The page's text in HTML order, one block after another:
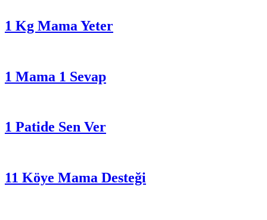
1 Kg Mama Yeter
1 Mama 1 Sevap
1 Patide Sen Ver
11 Köye Mama Desteği